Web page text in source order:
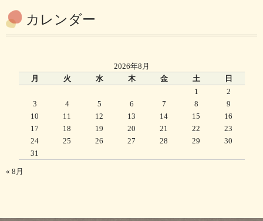
カレンダー
2026年8月
月
火 水 木 金 土
日
1
2
3
4 5 6 7 8
9
10
11 12 13 14 15
16
17
18 19 20 21 22
23
24
25 26 27 28 29
30
31
« 8月